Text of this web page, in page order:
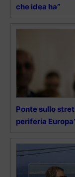
che idea ha”
Ponte sullo
periferia